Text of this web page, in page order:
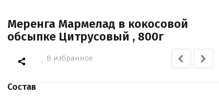
Меренга Мармелад в кокосовой
обсыпке Цитрусовый , 800г
В избранное
Состав